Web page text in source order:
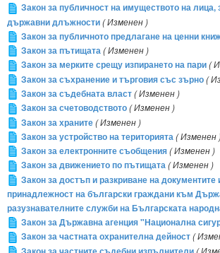
Закон за публичност на имуществото на
държавни длъжности( Изменен )
Закон за публичното предлагане на ценни
Закон за пътищата( Изменен )
Закон за мерките срещу изпирането на пари(
Закон за съхранение и търговия със зърно(
Закон за съдебната власт( Изменен )
Закон за счетоводството( Изменен )
Закон за храните( Изменен )
Закон за устройство на територията( Изменен
Закон за електронните съобщения( Изменен )
Закон за движението по пътищата( Изменен )
Закон за достъп и разкриване на документите
принадлежност на български граждани към
разузнавателните служби на Българската
Закон за Държавна агенция "Национална
Закон за частната охранителна дейност(
(